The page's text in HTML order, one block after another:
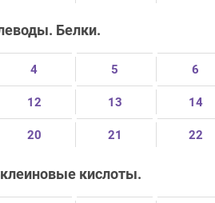
Белки.
4 5 6
12 13 14
20 21 22
кислоты.